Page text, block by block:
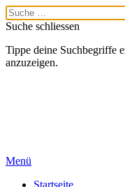
Suche schliessen
Tippe deine Suchbegriffe
anzuzeigen.
Menü
Startseite